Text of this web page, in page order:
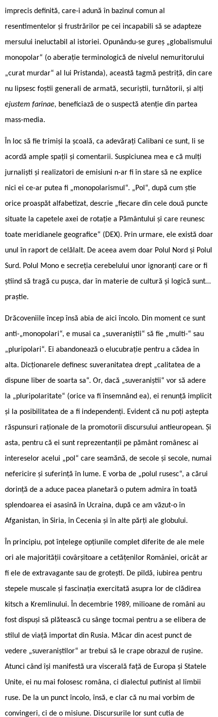
imprecis definită, care-i adună în bazinul comun al
resentimentelor și frustrărilor pe cei incapabili să se adapteze
mersului ineluctabil al istoriei. Opunându-se gureș „globalismului
monopolar“ (o aberație terminologică de nivelul nemuritorului
„curat murdar“ al lui Pristanda), această tagmă pestriță, din care
nu lipsesc foștii generali de armată, securiștii, turnătorii, și alți
ejustem farinae, beneficiază de o suspectă atenție din partea
mass-media.
În loc să fie trimiși la școală, ca adevărați Calibani ce sunt, li se
acordă ample spații și comentarii. Suspiciunea mea e că mulți
jurnaliști și realizatori de emisiuni n-ar fi în stare să ne explice
nici ei ce-ar putea fi „monopolarismul“. „Pol“, după cum știe
orice proaspăt alfabetizat, descrie „fiecare din cele două puncte
situate la capetele axei de rotație a Pământului și care reunesc
toate meridianele geografice“ (DEX). Prin urmare, ele există doar
unul în raport de celălalt. De aceea avem doar Polul Nord și Polul
Surd. Polul Mono e secreția cerebelului unor ignoranți care or fi
știind să tragă cu pușca, dar în materie de cultură și logică sunt…
praștie.
Drăcoveniile încep însă abia de aici încolo. Din moment ce sunt
anti-„monopolari“, e musai ca „suveraniștii“ să fie „multi-“ sau
„pluripolari“. Ei abandonează o elucubrație pentru a cădea în
alta. Dicționarele definesc suveranitatea drept „calitatea de a
dispune liber de soarta sa“. Or, dacă „suveraniștii“ vor să adere
la „pluripolaritate“ (orice va fi însemnând ea), ei renunță implicit
și la posibilitatea de a fi independenți. Evident că nu poți aștepta
răspunsuri raționale de la promotorii discursului antieuropean. Și
asta, pentru că ei sunt reprezentanții pe pământ românesc ai
intereselor acelui „pol“ care seamănă, de secole și secole, numai
nefericire și suferință în lume. E vorba de „polul rusesc“, a cărui
dorință de a aduce pacea planetară o putem admira în toată
splendoarea ei asasină în Ucraina, după ce am văzut-o în
Afganistan, în Siria, în Cecenia și în alte părți ale globului.
În principiu, pot înțelege opțiunile complet diferite de ale mele
ori ale majorității covârșitoare a cetățenilor României, oricât ar
fi ele de extravagante sau de grotești. De pildă, iubirea pentru
stepele muscale și fascinația exercitată asupra lor de clădirea
kitsch a Kremlinului. În decembrie 1989, milioane de români au
fost dispuși să plătească cu sânge tocmai pentru a se elibera de
stilul de viață importat din Rusia. Măcar din acest punct de
vedere „suveraniștilor“ ar trebui să le crape obrazul de rușine.
Atunci când își manifestă ura viscerală față de Europa și Statele
Unite, ei nu mai folosesc româna, ci dialectul putinist al limbii
ruse. De la un punct încolo, însă, e clar că nu mai vorbim de
convingeri, ci de o misiune. Discursurile lor sunt cutia de